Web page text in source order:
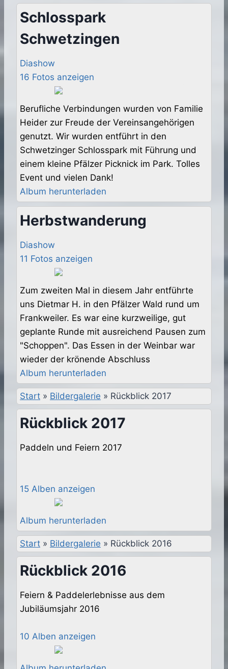
Schlosspark
Schwetzingen
Diashow
16 Fotos anzeigen
Berufliche Verbindungen wurden von Familie
Heider zur Freude der Vereinsangehörigen
genutzt. Wir wurden entführt in den
Schwetzinger Schlosspark mit Führung und
einem kleine Pfälzer Picknick im Park. Tolles
Event und vielen Dank!
Album herunterladen
Herbstwanderung
Diashow
11 Fotos anzeigen
Zum zweiten Mal in diesem Jahr entführte
uns Dietmar H. in den Pfälzer Wald rund um
Frankweiler. Es war eine kurzweilige, gut
geplante Runde mit ausreichend Pausen zum
"Schoppen". Das Essen in der Weinbar war
wieder der krönende Abschluss
Album herunterladen
Start » Bildergalerie » Rückblick 2017
Rückblick 2017
Paddeln und Feiern 2017
15 Alben anzeigen
Album herunterladen
Start » Bildergalerie » Rückblick 2016
Rückblick 2016
Feiern & Paddelerlebnisse aus dem
Jubiläumsjahr 2016
10 Alben anzeigen